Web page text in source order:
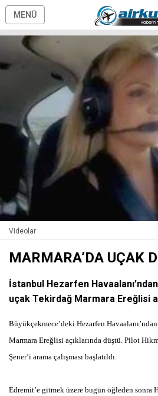
MENÜ
Videolar
MARMARA’DA UÇAK
İstanbul Hezarfen
uçak Tekirdağ Marmara Ereğlisi
Büyükçekmece’deki Hezarfen
Marmara Ereğlisi açıklarında düştü. Pilot
Şener’i arama çalışması başlatıldı.
Edremit’e gitmek üzere bugün öğleden sonra